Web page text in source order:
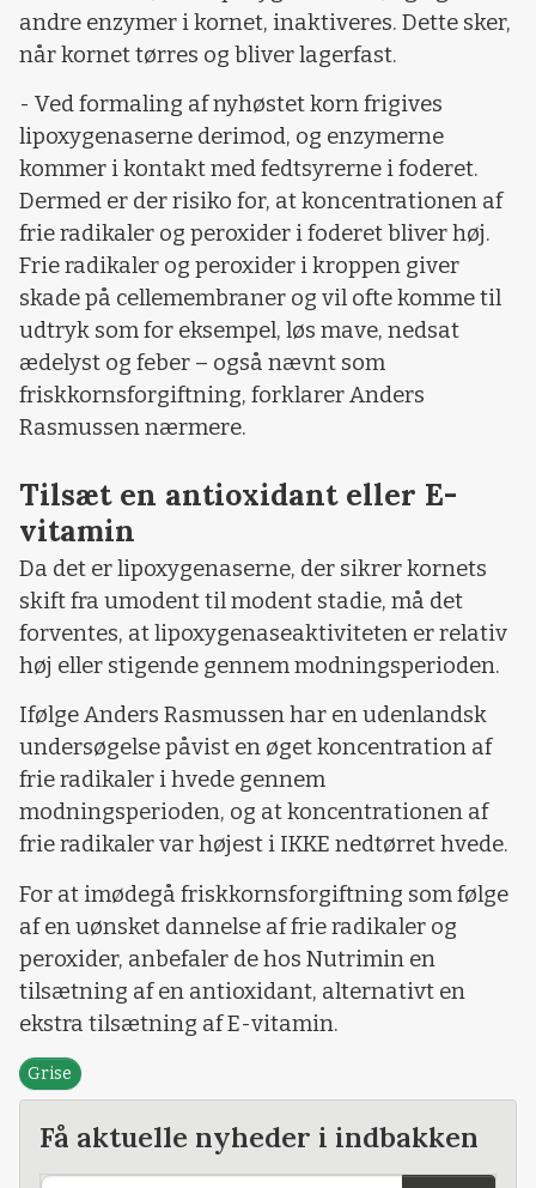
andre enzymer i kornet, inaktiveres. Dette sker,
når kornet tørres og bliver lagerfast.
- Ved formaling af nyhøstet korn frigives
lipoxygenaserne derimod, og enzymerne
kommer i kontakt med fedtsyrerne i foderet.
Dermed er der risiko for, at koncentrationen af
frie radikaler og peroxider i foderet bliver høj.
Frie radikaler og peroxider i kroppen giver
skade på cellemembraner og vil ofte komme til
udtryk som for eksempel, løs mave, nedsat
ædelyst og feber – også nævnt som
friskkornsforgiftning, forklarer Anders
Rasmussen nærmere.
Tilsæt en antioxidant eller E-
vitamin
Da det er lipoxygenaserne, der sikrer kornets
skift fra umodent til modent stadie, må det
forventes, at lipoxygenaseaktiviteten er relativ
høj eller stigende gennem modningsperioden.
Ifølge Anders Rasmussen har en udenlandsk
undersøgelse påvist en øget koncentration af
frie radikaler i hvede gennem
modningsperioden, og at koncentrationen af
frie radikaler var højest i IKKE nedtørret hvede.
For at imødegå friskkornsforgiftning som følge
af en uønsket dannelse af frie radikaler og
peroxider, anbefaler de hos Nutrimin en
tilsætning af en antioxidant, alternativt en
ekstra tilsætning af E-vitamin.
Grise
Få aktuelle nyheder i indbakken